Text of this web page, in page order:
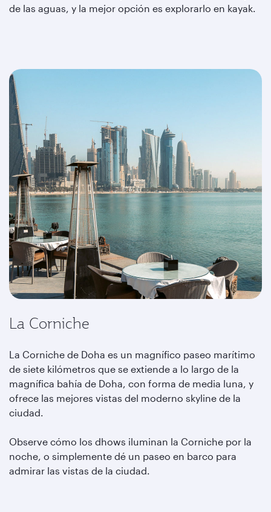
de las aguas, y la mejor opción es explorarlo en kayak.
La Corniche
La Corniche de Doha es un magnífico paseo marítimo
de siete kilómetros que se extiende a lo largo de la
magnífica bahía de Doha, con forma de media luna, y
ofrece las mejores vistas del moderno skyline de la
ciudad.
Observe cómo los dhows iluminan la Corniche por la
noche, o simplemente dé un paseo en barco para
admirar las vistas de la ciudad.